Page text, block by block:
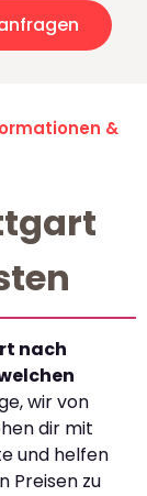
&
nach
wir von
dir mit
und helfen
Preisen zu